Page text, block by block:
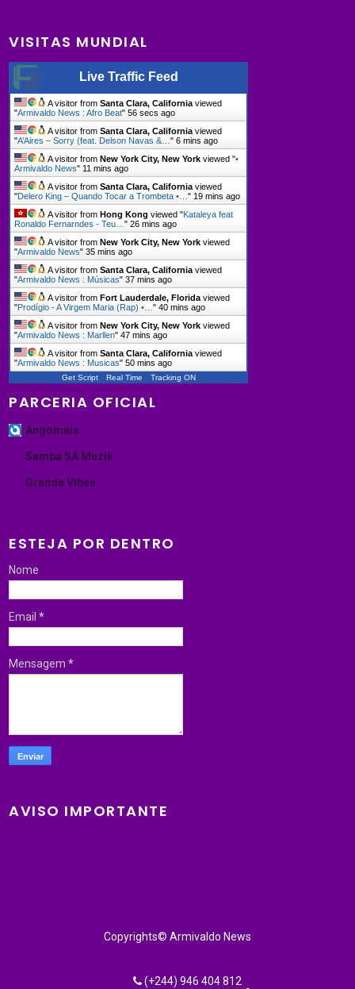
VISITAS MUNDIAL
Live Traffic Feed
A visitor fromSanta Clara, California viewed
"Armivaldo News : Afro Beat"57 secs ago
A visitor fromSanta Clara, California viewed
"A’Aires – Sorry (feat. Delson Navas &…"6 mins ago
A visitor fromNew York City, New York viewed "•
Armivaldo News" 11 mins ago
A visitor fromSanta Clara, California viewed
"Delero King – Quando Tocar a Trombeta •…" 19 mins ago
A visitor fromHong Kong viewed "Kataleya feat
Ronaldo Fernarndes - Teu…"26 mins ago
A visitor fromNew York City, New York viewed
"Armivaldo News"35 mins ago
A visitor fromSanta Clara, California viewed
"Armivaldo News : Músicas"37 mins ago
A visitor fromFort Lauderdale, Florida viewed
"Prodígio - A Virgem Maria (Rap) •…"40 mins ago
A visitor fromNew York City, New York viewed
"Armivaldo News : Marllen"47 mins ago
A visitor fromSanta Clara, California viewed
"Armivaldo News : Musicas"50 mins ago
Get Script Real Time Tracking ON
PARCERIA OFICIAL
Angomais
Samba SA Muzik
Granda Vibes
ESTEJA POR DENTRO
Nome
Email*
Mensagem*
AVISO IMPORTANTE
Copyrights© Armivaldo News
(+244) 946 404 812